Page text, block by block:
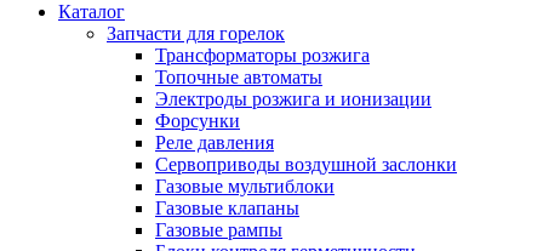
Каталог
Запчасти для горелок
Трансформаторы розжига
Топочные автоматы
Электроды розжига и ионизации
Форсунки
Реле давления
Сервоприводы воздушной заслонки
Газовые мультиблоки
Газовые клапаны
Газовые рампы